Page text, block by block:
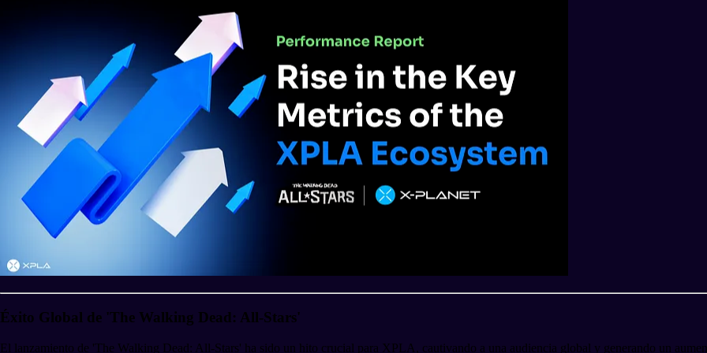
Éxito Global de 'The Walking Dead: All-Stars'
El lanzamiento de 'The Walking Dead: All-Stars' ha sido un hito crucial para XPLA, cautivando a una audiencia global y generando un